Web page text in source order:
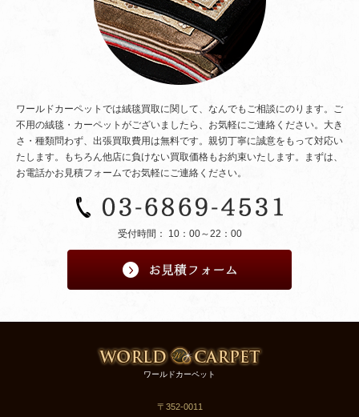
ワールドカーペットでは絨毯買取に関して、なんでもご相談にのります。ご
不用の絨毯・カーペットがございましたら、お気軽にご連絡ください。大き
さ・種類問わず、出張買取費用は無料です。親切丁寧に誠意をもって対応い
たします。もちろん他店に負けない買取価格もお約束いたします。まずは、
お電話かお見積フォームでお気軽にご連絡ください。
受付時間： 10：00～22：00
ワールドカーペット
〒352-0011